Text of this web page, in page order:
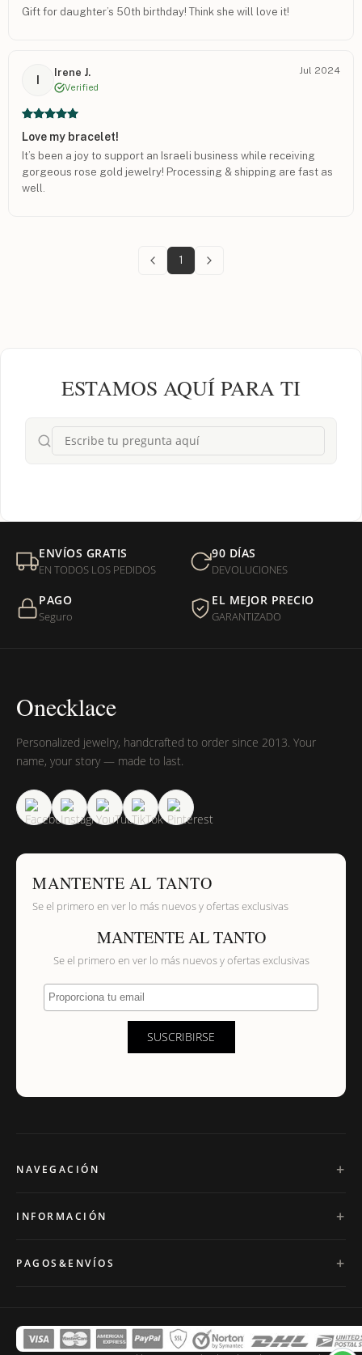
Gift for daughter’s 50th birthday! Think she will love it!
I
Irene J.
Verified
Jul 2024
Love my bracelet!
It’s been a joy to support an Israeli business while receiving
gorgeous rose gold jewelry! Processing & shipping are fast as
well.
1
ESTAMOS AQUÍ PARA TI
ENVÍOS GRATIS
EN TODOS LOS PEDIDOS
90 DÍAS
DEVOLUCIONES
PAGO
Seguro
EL MEJOR PRECIO
GARANTIZADO
Onecklace
Personalized jewelry, handcrafted to order since 2013. Your
name, your story — made to last.
MANTENTE AL TANTO
Se el primero en ver lo más nuevos y ofertas exclusivas
MANTENTE AL TANTO
Se el primero en ver lo más nuevos y ofertas exclusivas
Proporciona tu email
SUSCRIBIRSE
NAVEGACIÓN
INFORMACIÓN
PAGOS&ENVÍOS